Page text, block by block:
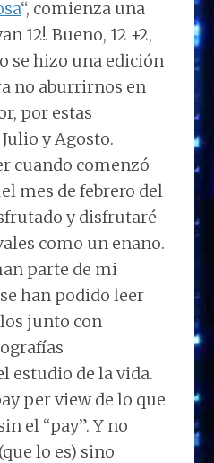
“, comienza una
12!. Bueno, 12 +2,
se hizo una edición
no aburrirnos en
por estas
y Agosto.
cuando comenzó
mes de febrero del
y disfrutaré
como un enano.
parte de mi
han podido leer
junto con
estudio de la vida.
per view de lo que
el “pay”. Y no
lo es) sino